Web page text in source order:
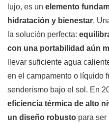
lujo, es un elemento
hidratación y bienestar.
la solución perfecta:
con una portabilidad aún
llevar suficiente agua
en el campamento o líquido
senderismo bajo el sol. En
eficiencia térmica de alto
un diseño robusto para ser